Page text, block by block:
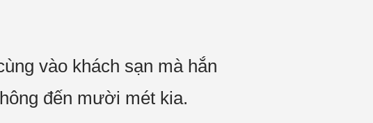
vào khách sạn mà hắn
đến mười mét kia.